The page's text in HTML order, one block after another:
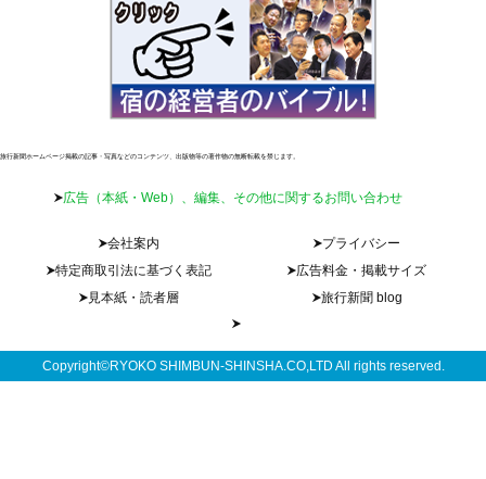
旅行新聞ホームページ掲載の記事・写真などのコンテンツ、出版物等の著作物の無断転載を禁じます。
広告（本紙・Web）、編集、その他に関するお問い合わせ
会社案内
プライバシー
特定商取引法に基づく表記
広告料金・掲載サイズ
見本紙・読者層
旅行新聞 blog
Copyright©RYOKO SHIMBUN-SHINSHA.CO,LTD All rights reserved.